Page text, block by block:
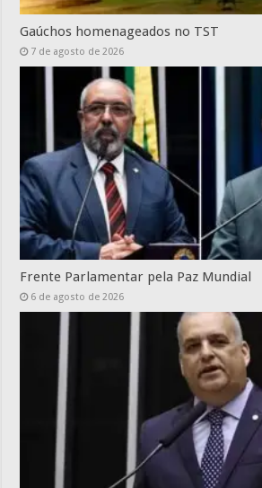
Gaúchos homenageados no TST
7 de agosto de 2026
Frente Parlamentar pela Paz Mundial
6 de agosto de 2026